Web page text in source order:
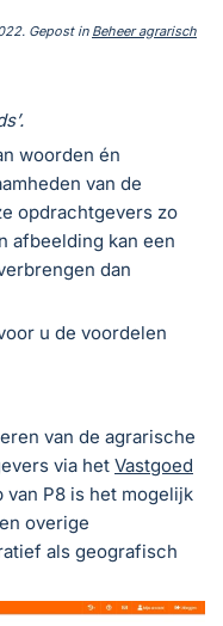
. Gepost in Beheer agrarisch
woorden én
van de
opdrachtgevers zo
afbeelding kan een
dan
u de voordelen
van de agrarische
via het Vastgoed
van P8 is het mogelijk
overige
als geografisch